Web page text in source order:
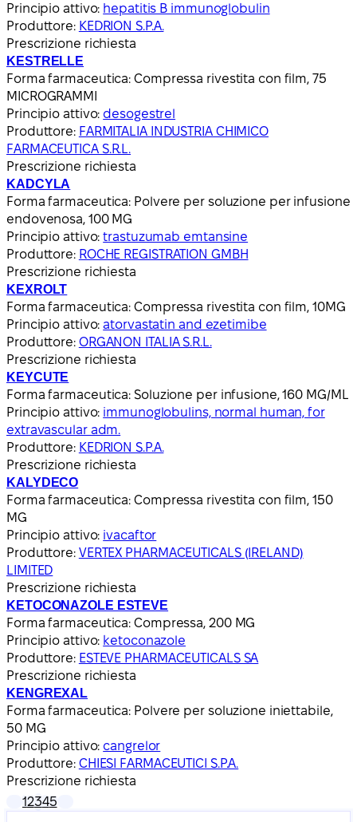
Principio attivo: hepatitis B immunoglobulin
Produttore: KEDRION S.P.A.
Prescrizione richiesta
KESTRELLE
Forma farmaceutica: Compressa rivestita con film, 75
MICROGRAMMI
Principio attivo: desogestrel
Produttore: FARMITALIA INDUSTRIA CHIMICO
FARMACEUTICA S.R.L.
Prescrizione richiesta
KADCYLA
Forma farmaceutica: Polvere per soluzione per infusione
endovenosa, 100 MG
Principio attivo:trastuzumab emtansine
Produttore: ROCHE REGISTRATION GMBH
Prescrizione richiesta
KEXROLT
Forma farmaceutica: Compressa rivestita con film, 10MG
Principio attivo:atorvastatin and ezetimibe
Produttore: ORGANON ITALIA S.R.L.
Prescrizione richiesta
KEYCUTE
Forma farmaceutica: Soluzione per infusione, 160 MG/ML
Principio attivo: immunoglobulins, normal human, for
extravascular adm.
Produttore: KEDRION S.P.A.
Prescrizione richiesta
KALYDECO
Forma farmaceutica: Compressa rivestita con film, 150
MG
Principio attivo: ivacaftor
Produttore: VERTEX PHARMACEUTICALS (IRELAND)
LIMITED
Prescrizione richiesta
KETOCONAZOLE ESTEVE
Forma farmaceutica: Compressa, 200 MG
Principio attivo: ketoconazole
Produttore: ESTEVE PHARMACEUTICALS SA
Prescrizione richiesta
KENGREXAL
Forma farmaceutica: Polvere per soluzione iniettabile,
50 MG
Principio attivo: cangrelor
Produttore: CHIESI FARMACEUTICI S.P.A.
Prescrizione richiesta
12345